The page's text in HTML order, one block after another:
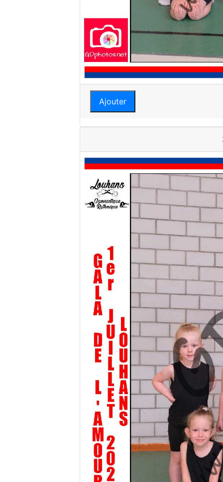
Ajouter